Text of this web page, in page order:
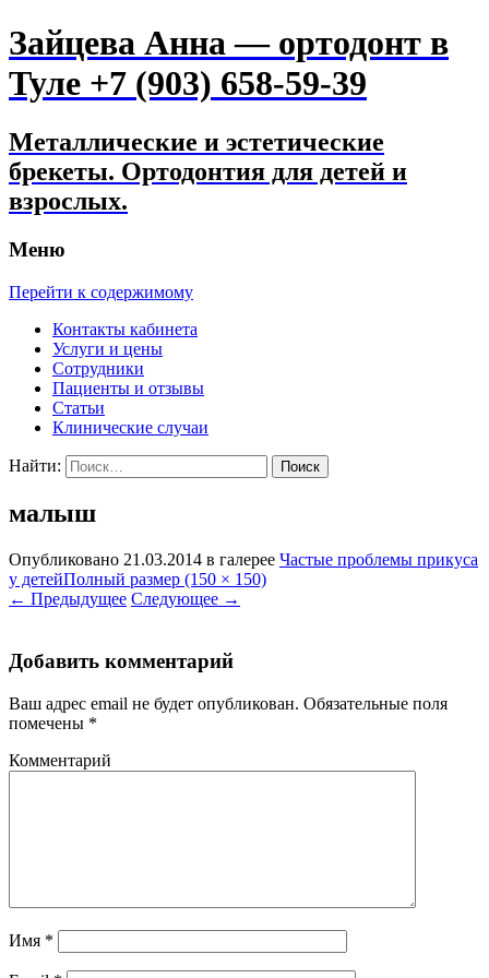
Зайцева Анна — ортодонт в
Туле +7 (903) 658-59-39
Металлические и эстетические
брекеты. Ортодонтия для детей и
взрослых.
Меню
Перейти к содержимому
Контакты кабинета
Услуги и цены
Сотрудники
Пациенты и отзывы
Статьи
Клинические случаи
Найти:
малыш
Опубликовано 21.03.2014 в галерее Частые проблемы прикуса
у детейПолный размер (150 × 150)
← Предыдущее Следующее →
Добавить комментарий
Ваш адрес email не будет опубликован. Обязательные поля
помечены *
Комментарий
Имя *